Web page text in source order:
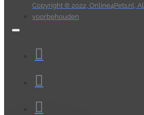
Copyright © 2022, Online4Pets.nl,
voorbehouden